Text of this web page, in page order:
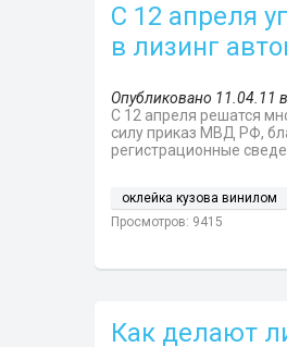
С 12 апреля
в лизинг
Опубликовано 11.04.11
С 12 апреля решатся
силу приказ МВД РФ,
регистрационные
оклейка кузова винилом
Просмотров: 9415
Как делают